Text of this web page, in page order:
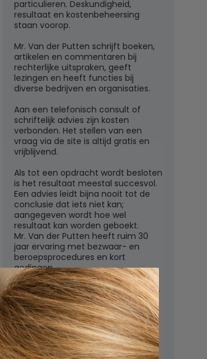
particulieren. Deskundigheid,
resultaat en kostenbeheersing
staan voorop.
Mr. Van der Putten schrijft boeken,
artikelen en commentaren bij
rechterlijke uitspraken, geeft
lezingen en heeft functies bij
diverse bedrijven en organisaties.
Aan een telefonisch consult of
schriftelijk advies zijn kosten
verbonden. Het stellen van een
vraag via de site is altijd gratis en
vrijblijvend.
Als tot een opdracht wordt besloten
is het resultaat meestal succesvol.
Een advies leidt bijna nooit tot de
conclusie dat iets niet kan;
aangegeven wordt hoe wel
resultaat kan worden geboekt.
Mr. Van der Putten heeft ruim 30
jaar ervaring met bezwaar- en
beroepsprocedures en kort
gedingen.
Juridisch adviesbureau mr. W.G.H.M.
van der Putten c.s.
Zutphensestraatweg 7
6881 WN Velp (Gld)
E-mail:
mr.vanderputten@gmail.com